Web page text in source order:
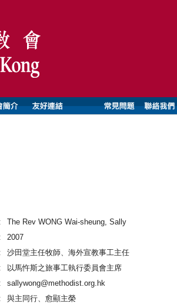
The Rev WONG Wai-sheung, Sally
2007
沙田堂主任牧師、海外宣教事工主任
以馬忤斯之旅事工執行委員會主席
sallywong@methodist.org.hk
與主同行、愈顯主榮